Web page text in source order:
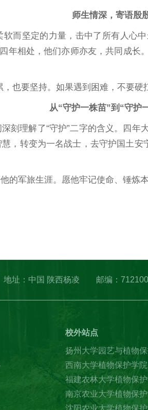
师生情深，寄语殷
而坚定的力量，击中了所有人心
年相处，他们亦师亦友，共同成
也要坚持。如果遇到困难，不要硬
从“守护一株苗”到“守护
刻理解了“守护”二字的含义。四
，转变为一名战士，去守护国土
的军旅生涯。愿他牢记使命、锤炼
地址：中国 陕西杨凌 邮编：
校外站点
扬州大学园艺与植物
西南大学植物保护学院
福建农林大学植物保
南京农业大学植物保
沈阳农业大学植物保